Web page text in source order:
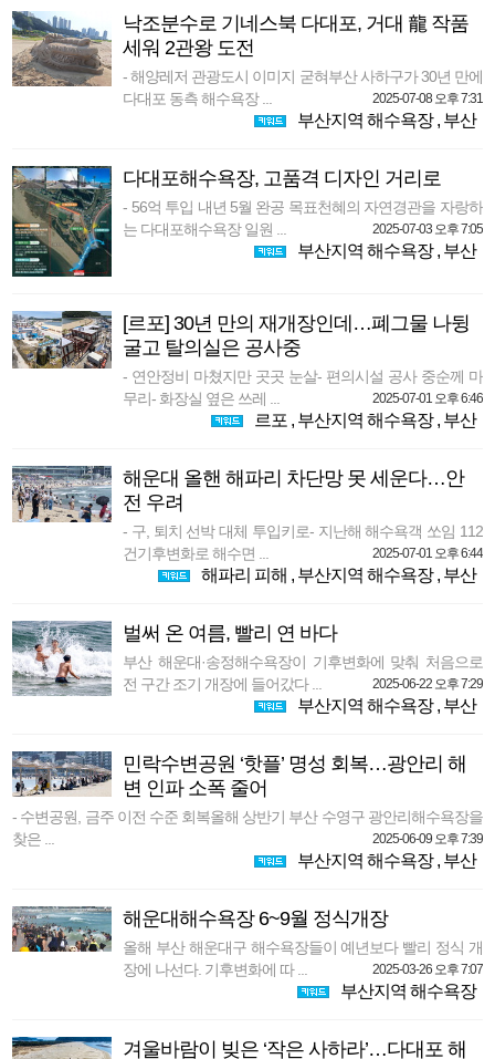
낙조분수로 기네스북 다대포, 거대 龍 작품
세워 2관왕 도전
- 해양레저 관광도시 이미지 굳혀부산 사하구가 30년 만에
다대포 동측 해수욕장 ...
2025-07-08 오후 7:31
부산지역 해수욕장, 부산
다대포해수욕장, 고품격 디자인 거리로
- 56억 투입 내년 5월 완공 목표천혜의 자연경관을 자랑하
는 다대포해수욕장 일원 ...
2025-07-03 오후 7:05
부산지역 해수욕장, 부산
[르포] 30년 만의 재개장인데…폐그물 나뒹
굴고 탈의실은 공사중
- 연안정비 마쳤지만 곳곳 눈살- 편의시설 공사 중순께 마
무리- 화장실 옆은 쓰레 ...
2025-07-01 오후 6:46
르포 , 부산지역 해수욕장, 부산
해운대 올핸 해파리 차단망 못 세운다…안
전 우려
- 구, 퇴치 선박 대체 투입키로- 지난해 해수욕객 쏘임 112
건기후변화로 해수면 ...
2025-07-01 오후 6:44
해파리 피해 , 부산지역 해수욕장, 부산
벌써 온 여름, 빨리 연 바다
부산 해운대·송정해수욕장이 기후변화에 맞춰 처음으로
전 구간 조기 개장에 들어갔다 ...
2025-06-22 오후 7:29
부산지역 해수욕장, 부산
민락수변공원 ‘핫플’ 명성 회복…광안리 해
변 인파 소폭 줄어
- 수변공원, 금주 이전 수준 회복올해 상반기 부산 수영구 광안리해수욕장을
찾은 ...
2025-06-09 오후 7:39
부산지역 해수욕장, 부산
해운대해수욕장 6~9월 정식개장
올해 부산 해운대구 해수욕장들이 예년보다 빨리 정식 개
장에 나선다. 기후변화에 따 ...
2025-03-26 오후 7:07
부산지역 해수욕장
겨울바람이 빚은 ‘작은 사하라’…다대포 해